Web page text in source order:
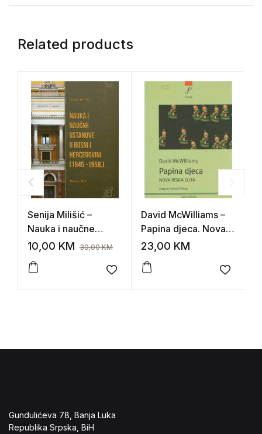
Related products
Senija Milišić –
Nauka i naučne
institucije u Bosni i
(1945.-1958.)
10,00 KM 30,00KM
Add to wishlist
David McWilliams –
Papina djeca. Nova
irska elita
23,00 KM
Add to
Gundulićeva 78, Banja Luka
Republika Srpska, BiH